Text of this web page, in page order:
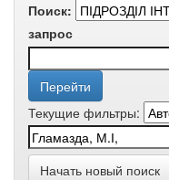
Поиск:
запрос
Текущие фильтры:
Начать новый поиск